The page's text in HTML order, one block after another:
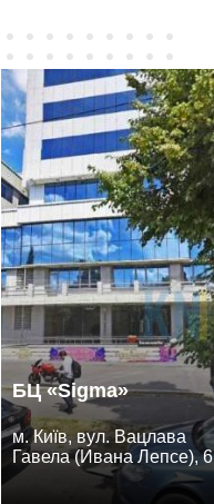
БЦ «Sigma»
м. Київ, вул. Вацлава
Гавела (Ивана Лепсе), 6